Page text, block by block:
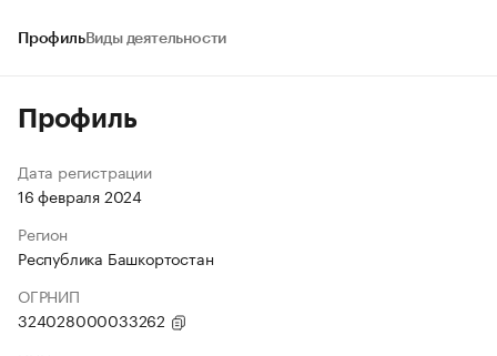
ПрофильВиды деятельности
Профиль
Дата регистрации
16 февраля 2024
Регион
Республика Башкортостан
ОГРНИП
324028000033262